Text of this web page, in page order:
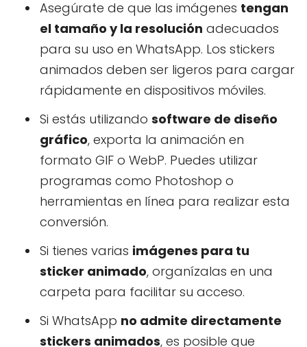
Asegúrate de que las imágenes tengan
el tamaño y la resolución adecuados
para su uso en WhatsApp. Los stickers
animados deben ser ligeros para cargar
rápidamente en dispositivos móviles.
Si estás utilizando software de diseño
gráfico, exporta la animación en
formato GIF o WebP. Puedes utilizar
programas como Photoshop o
herramientas en línea para realizar esta
conversión.
Si tienes varias imágenes para tu
sticker animado, organízalas en una
carpeta para facilitar su acceso.
Si WhatsApp no admite directamente
stickers animados, es posible que